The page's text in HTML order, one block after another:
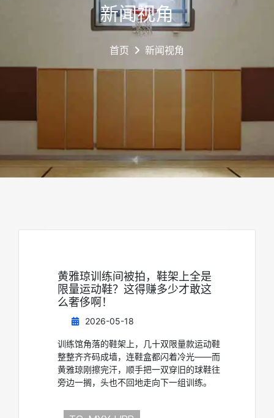
新闻视角
首页 新闻视角
黄雅琼训练间被拍，鞋架上全是
限量运动鞋？这得赚多少才敢这
么奢侈啊！
2026-05-18
训练馆角落的鞋架上，几十双限量款运动鞋
整整齐齐码成墙，连鞋盒都闪着冷光——而
黄雅琼刚擦完汗，顺手把一双穿旧的球鞋往
旁边一搁，头也不回地走向下一组训练。